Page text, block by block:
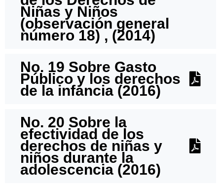
Niñas y Niños
(observación general
número 18) , (2014)
No. 19 Sobre Gasto
Público y los derechos
de la infancia (2016)
No. 20 Sobre la
efectividad de los
derechos de niñas y
niños durante la
adolescencia (2016)